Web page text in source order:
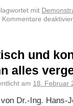
mit
Kommentare
und
alles
am 18. Februar
Dr.-Ing. Hans-